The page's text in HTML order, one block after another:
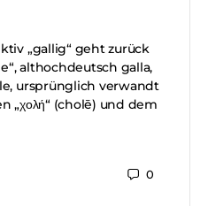
„gallig“ geht zurück
althochdeutsch galla,
ursprünglich verwandt
„χολή“ (cholē) und dem
0